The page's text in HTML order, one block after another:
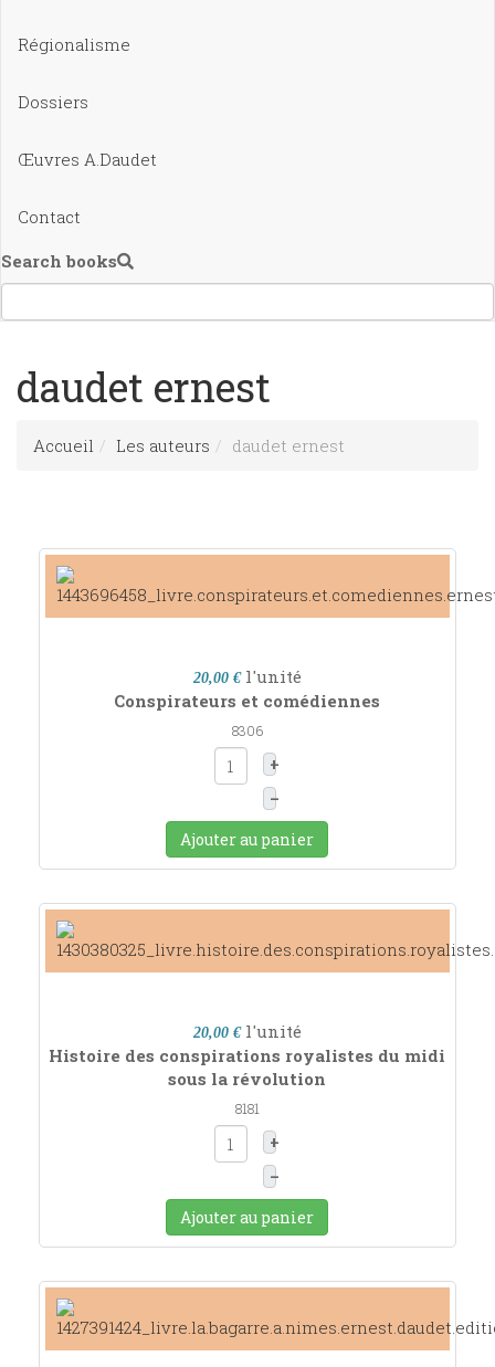
Régionalisme
Dossiers
Œuvres A.Daudet
Contact
Search books
daudet ernest
Accueil Les auteurs daudet ernest
20,00 € l'unité
Conspirateurs et comédiennes
8306
+
–
Ajouter au panier
20,00 € l'unité
Histoire des conspirations royalistes du midi
sous la révolution
8181
+
–
Ajouter au panier